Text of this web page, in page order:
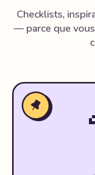
Checklists,
— parce que